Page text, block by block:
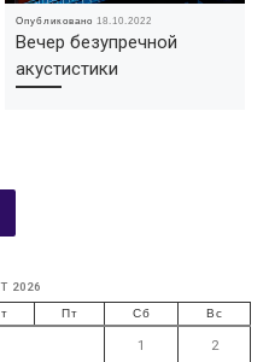
Опубликовано18.10.2022
Вечер безупречной
акустистики
2026
Пт Сб Вс
1 2